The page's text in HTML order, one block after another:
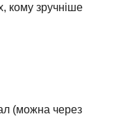
кому зручніше
(можна через